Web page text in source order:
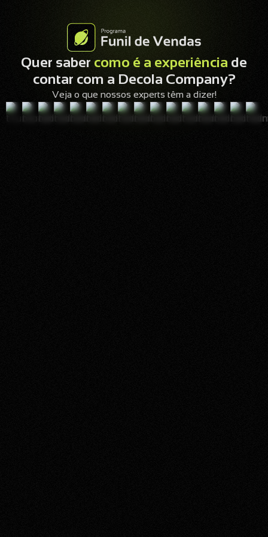
Quer saber como é a experiência de
contar com a Decola Company?
Veja o que nossos experts têm a dizer!